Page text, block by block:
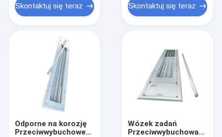
Skontaktuj się teraz Skontaktuj się teraz
Odporne na korozję
Przeciwwybuchowe
Wózek zadań
Przeciwwybuchowa